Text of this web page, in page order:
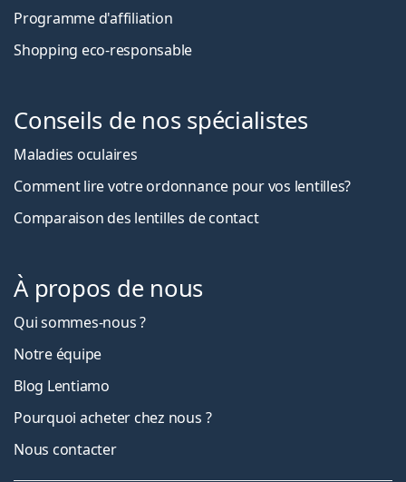
Programme d'affiliation
Shopping eco-responsable
Conseils de nos spécialistes
Maladies oculaires
Comment lire votre ordonnance pour vos lentilles?
Comparaison des lentilles de contact
À propos de nous
Qui sommes-nous ?
Notre équipe
Blog Lentiamo
Pourquoi acheter chez nous ?
Nous contacter